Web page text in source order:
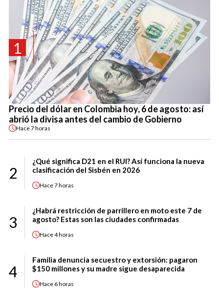
1
Precio del dólar en Colombia hoy, 6 de agosto: así
abrió la divisa antes del cambio de Gobierno
Hace7 horas
2
¿Qué significa D21 en el RUI? Así funciona la nueva
clasificación del Sisbén en 2026
Hace7 horas
3
¿Habrá restricción de parrillero en moto este 7 de
agosto? Estas son las ciudades confirmadas
Hace4 horas
4
Familia denuncia secuestro y extorsión: pagaron
$150 millones y su madre sigue desaparecida
Hace 6 horas